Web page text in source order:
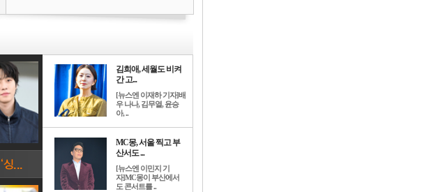
김희애, 세월도 비켜
간 고...
[뉴스엔 이재하 기자]배
우 나나, 김무열, 윤승
아, ..
MC몽, 서울 찍고 부
산서도 ...
[뉴스엔 이민지 기
자]MC몽이 부산에서
도 콘서트를 ..